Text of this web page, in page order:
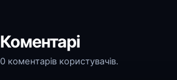
Коментарі
0 коментарів користувачів.